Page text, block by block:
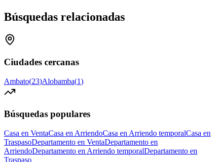
Búsquedas relacionadas
Ciudades cercanas
Ambato(23)Alobamba(1)
Búsquedas populares
Casa en VentaCasa en ArriendoCasa en Arriendo temporalCasa en
TraspasoDepartamento en VentaDepartamento en
ArriendoDepartamento en Arriendo temporalDepartamento en
Traspaso